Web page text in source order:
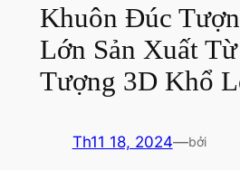
Khuôn Đúc
Lớn Sản Xuất
Tượng 3D Khổ
Th11 18, 2024—bởi